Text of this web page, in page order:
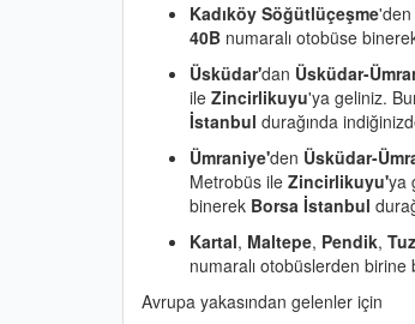
Kadıköy Söğütlüçeşme'den
40B numaralı otobüse
Üsküdar'dan Üsküdar-
ile Zincirlikuyu'ya geliniz.
İstanbul durağında
Ümraniye'den Üsküdar-
Metrobüs ile Zincirlikuyu'ya
binerek Borsa İstanbul
Kartal, Maltepe, Pendik,
numaralı otobüslerden birine
Avrupa yakasından gelenler için